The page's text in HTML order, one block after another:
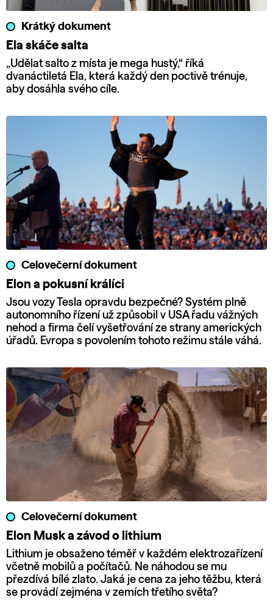
Krátký dokument
Ela skáče salta
„Udělat salto z místa je mega hustý,“ říká
dvanáctiletá Ela, která každý den poctivě trénuje,
aby dosáhla svého cíle.
Celovečerní dokument
Elon a pokusní králíci
Jsou vozy Tesla opravdu bezpečné? Systém plně
autonomního řízení už způsobil v USA řadu vážných
nehod a firma čelí vyšetřování ze strany amerických
úřadů. Evropa s povolením tohoto režimu stále váhá.
Celovečerní dokument
Elon Musk a závod o lithium
Lithium je obsaženo téměř v každém elektrozařízení
včetně mobilů a počítačů. Ne náhodou se mu
přezdívá bílé zlato. Jaká je cena za jeho těžbu, která
se provádí zejména v zemích třetího světa?